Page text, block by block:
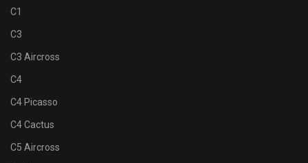
C1
C3
C3 Aircross
C4
C4 Picasso
C4 Cactus
C5 Aircross